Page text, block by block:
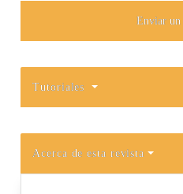
Enviar
Tutoriales
Acerca de esta revista